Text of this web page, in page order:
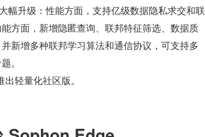
幅升级：性能方面，支持亿级数据隐私求交和联
方面，新增隐匿查询、联邦特征筛选、数据质
新增多种联邦学习算法和通信协议，可支持多
。
轻量化社区版。